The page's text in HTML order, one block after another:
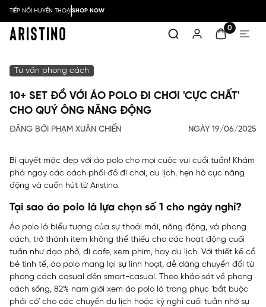
TIẾP NỐI HUYỀN THOẠISHOP NOW
0
Tư vấn phong cách
10+ SET ĐỒ VỚI ÁO POLO ĐI CHƠI 'CỰC CHẤT'
CHO QUÝ ÔNG NĂNG ĐỘNG
ĐĂNG BỞI PHẠM XUÂN CHIẾN NGÀY 19/06/2025
Bí quyết mặc đẹp với áo polo cho mọi cuộc vui cuối tuần! Khám
phá ngay các cách phối đồ đi chơi, du lịch, hẹn hò cực năng
động và cuốn hút từ Aristino.
Tại sao áo polo là lựa chọn số 1 cho ngày nghỉ?
Áo polo là biểu tượng của sự thoải mái, năng động, và phong
cách, trở thành item không thể thiếu cho các hoạt động cuối
tuần như dạo phố, đi cafe, xem phim, hay du lịch. Với thiết kế cổ
bẻ tinh tế, áo polo mang lại sự linh hoạt, dễ dàng chuyển đổi từ
phong cách casual đến smart-casual. Theo khảo sát về phong
cách sống, 82% nam giới xem áo polo là trang phục 'bắt buộc
phải có' cho các chuyến du lịch hoặc kỳ nghỉ cuối tuần nhờ sự